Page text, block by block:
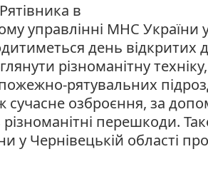
в
управлінні МНС України
день відкритих
різноманітну
рятувальних
сучасне озброєння, за
перешкоди.
у Чернівецькій області